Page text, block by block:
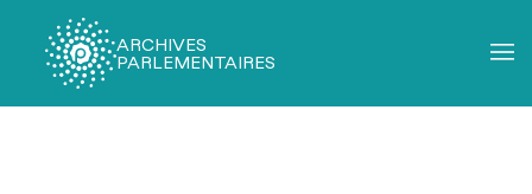
ARCHIVES
PARLEMENTAIRES